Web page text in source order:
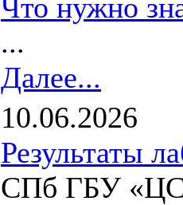
Что нужно
...
Далее...
10.06.2026
Результаты
СПб ГБУ